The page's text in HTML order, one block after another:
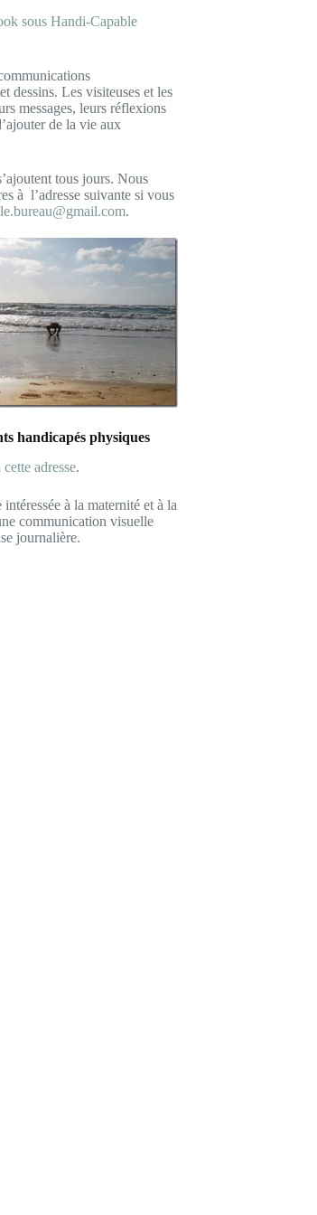
sous Handi-Capable
dessins. Les visiteuses et les
messages, leurs réflexions
de la vie aux
tous jours. Nous
à l’adresse suivante si vous
.
handicapés physiques
adresse.
intéressée à la maternité et à la
communication visuelle
journalière.